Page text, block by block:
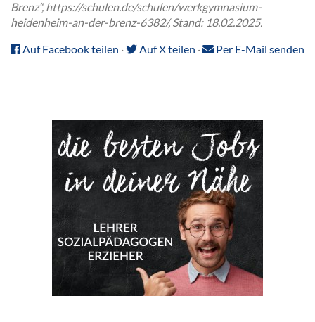
Brenz“, https://schulen.de/schulen/werkgymnasium-
heidenheim-an-der-brenz-6382/, Stand: 18.02.2025.
Auf Facebook teilen · Auf X teilen · Per E-Mail senden